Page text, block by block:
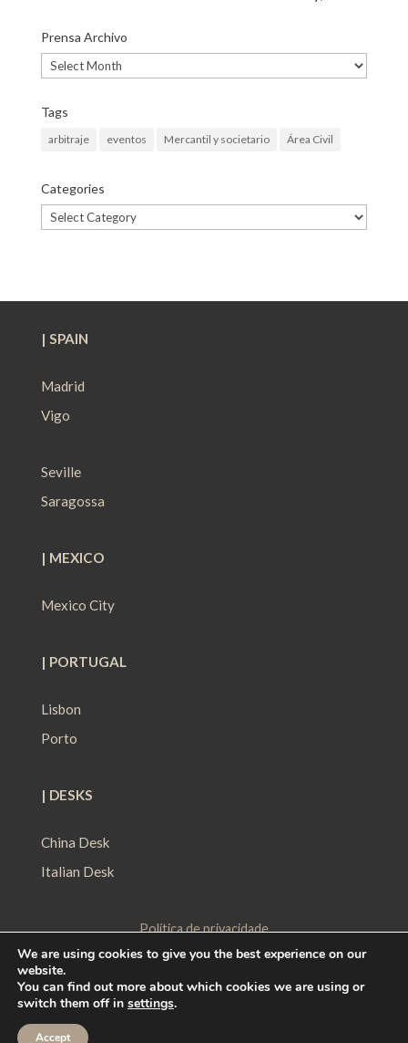
Prensa Archivo
Prensa
Archivo
Tags
arbitraje eventos Mercantil y societario Área Civil
Categories
Categories
| SPAIN
Madrid
Vigo
Seville
Saragossa
| MEXICO
Mexico City
| PORTUGAL
Lisbon
Porto
| DESKS
China Desk
Italian Desk
Política de privacidade
Política de Proteção de Dados
Política de Cookies
We are using cookies to give you the best experience on our
website.
You can find out more about which cookies we are using or
switch them off in settings.
Accept